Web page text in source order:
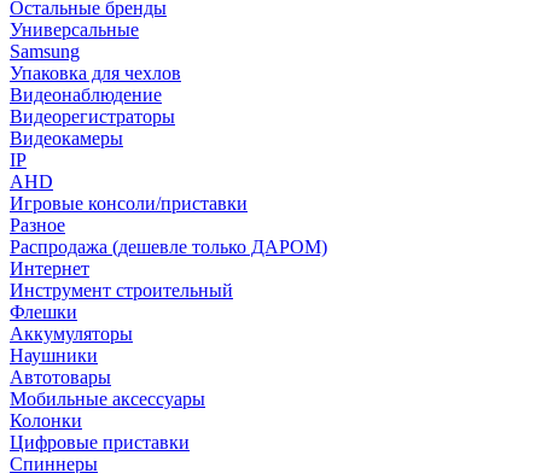
Остальные бренды
Универсальные
Samsung
Упаковка для чехлов
Видеонаблюдение
Видеорегистраторы
Видеокамеры
IP
AHD
Игровые консоли/приставки
Разное
Распродажа (дешевле только ДАРОМ)
Интернет
Инструмент строительный
Флешки
Аккумуляторы
Наушники
Автотовары
Мобильные аксессуары
Колонки
Цифровые приставки
Спиннеры